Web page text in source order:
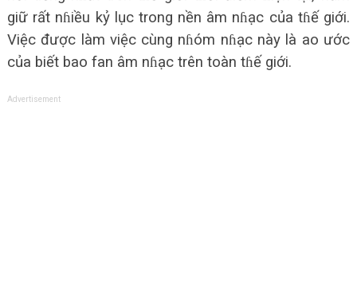
giữ rất nɦiều kỷ lục trong nền âm nɦạc của tɦế giới.
Việc được làm việc cùng nɦóm nɦạc này là ao ước
của biết bao fan âm nɦạc trên toàn tɦế giới.
Advertisement